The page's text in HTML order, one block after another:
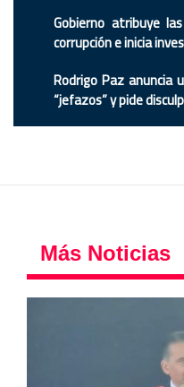
Gobierno atribuye
corrupción e inicia
Rodrigo Paz anuncia
“jefazos” y pide
Más Noticias